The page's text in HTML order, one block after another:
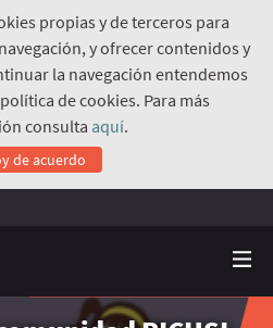
propias y de terceros para
y ofrecer contenidos y
la navegación entendemos
de cookies. Para más
consulta aquí.
de acuerdo